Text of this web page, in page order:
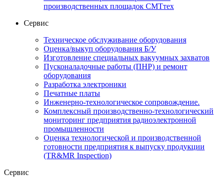
производственных площадок СМТтех
Сервис
Техническое обслуживание оборудования
Оценка/выкуп оборудования Б/У
Изготовление специальных вакуумных захватов
Пусконаладочные работы (ПНР) и ремонт
оборудования
Разработка электроники
Печатные платы
Инженерно-технологическое сопровождение.
Комплексный производственно-технологический
мониторинг предприятия радиоэлектронной
промышленности
Оценка технологической и производственной
готовности предприятия к выпуску продукции
(TR&MR Inspection)
Сервис